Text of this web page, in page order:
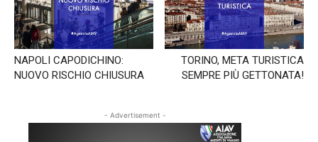
NAPOLI CAPODICHINO:
NUOVO RISCHIO CHIUSURA
TORINO, META TURISTICA
SEMPRE PIÙ GETTONATA!
- Advertisement -